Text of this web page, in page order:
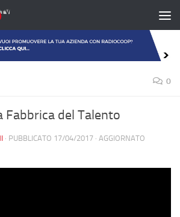
0
Fabbrica del Talento
· PUBBLICATO 17/04/2017 · AGGIORNATO